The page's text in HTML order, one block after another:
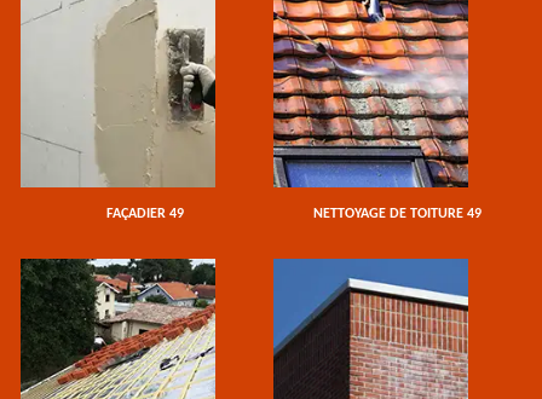
FAÇADIER 49 NETTOYAGE DE TOITURE 49